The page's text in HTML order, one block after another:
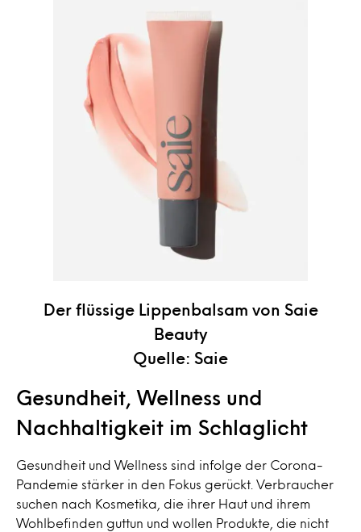
Der flüssige Lippenbalsam von Saie
Beauty
Quelle: Saie
Gesundheit, Wellness und
Nachhaltigkeit im Schlaglicht
Gesundheit und Wellness sind infolge der Corona-
Pandemie stärker in den Fokus gerückt. Verbraucher
suchen nach Kosmetika, die ihrer Haut und ihrem
Wohlbefinden guttun und wollen Produkte, die nicht